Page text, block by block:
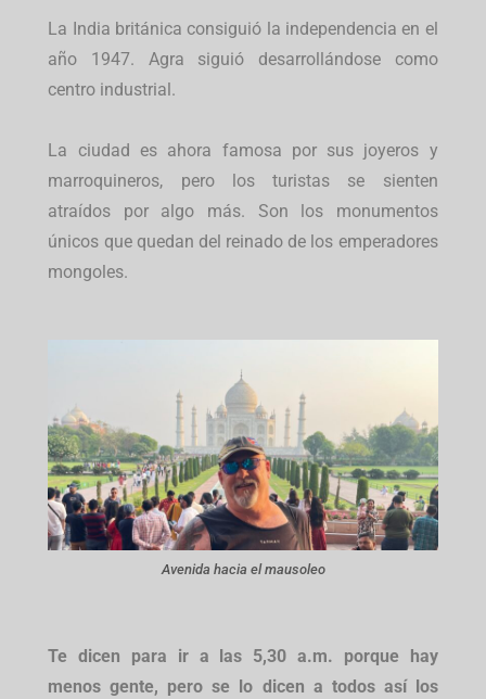
La India británica consiguió la independencia en el
año 1947. Agra siguió desarrollándose como
centro industrial.
La ciudad es ahora famosa por sus joyeros y
marroquineros, pero los turistas se sienten
atraídos por algo más. Son los monumentos
únicos que quedan del reinado de los emperadores
mongoles.
Avenida hacia el mausoleo
Te dicen para ir a las 5,30 a.m. porque hay
menos gente, pero se lo dicen a todos así los